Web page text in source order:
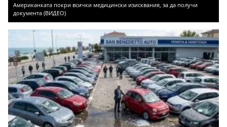
Американката покри всички медицински изисквания, за да получи
документа (ВИДЕО)